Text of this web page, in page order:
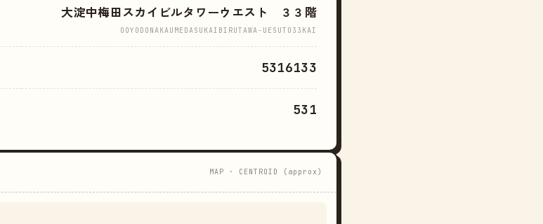
大淀中梅田スカイビルタワーウエスト ３３階
OOYODONAKAUMEDASUKAIBIRUTAWA-UESUTO33KAI
5316133
531
MAP · CENTROID (approx)